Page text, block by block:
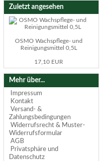
Zuletzt angesehen
OSMO Wachspflege- und
Reinigungsmittel 0,5L
17,10 EUR
Mehr über...
Impressum
Kontakt
Versand- &
Zahlungsbedingungen
Widerrufsrecht & Muster-
Widerrufsformular
AGB
Privatsphäre und
Datenschutz